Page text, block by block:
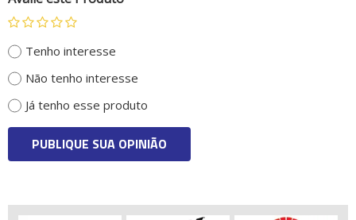
Tenho interesse
Não tenho interesse
Já tenho esse produto
PUBLIQUE SUA OPINIÃO